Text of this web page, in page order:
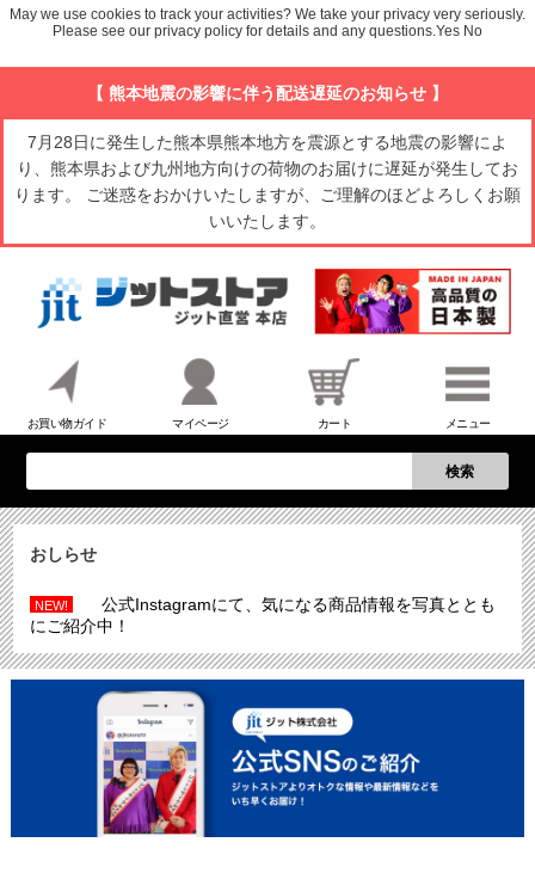
【 熊本地震の影響に伴う配送遅延のお知らせ 】
7月28日に発生した熊本県熊本地方を震源とする地震の影響によ
り、熊本県および九州地方向けの荷物のお届けに遅延が発生してお
ります。 ご迷惑をおかけいたしますが、ご理解のほどよろしくお願
いいたします。
お買い物ガイド マイページ カート メニュー
検索
おしらせ
NEW!
公式Instagramにて、気になる商品情報を写真ととも
にご紹介中！
May we use cookies to track your activities? We take your privacy very seriously.
Please see our privacy policy for details and any questions.Yes No